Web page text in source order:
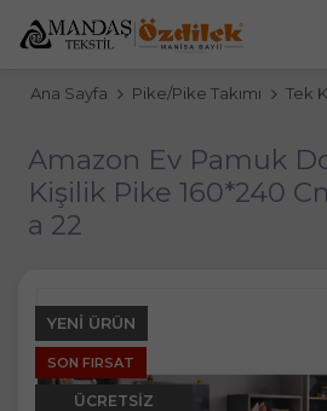
Ana Sayfa Pike/Pike Takımı Tek
Amazon Ev Pamuk
Kişilik Pike 160*240
a 22
YENI ÜRÜN
SON FIRSAT
ÜCRETSIZ